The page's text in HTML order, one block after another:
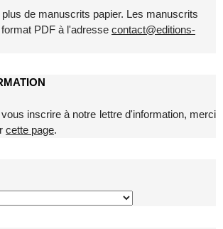
de manuscrits papier. Les manuscrits
PDF à l'adresse contact@editions-
inscrire à notre lettre d'information, merci
cette page.